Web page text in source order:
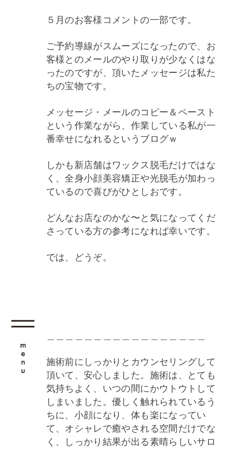
５月のお客様コメントの一部です。
ご予約導線がスムーズになったので、お
客様とのメールのやり取りが少なくはな
ったのですが、頂いたメッセージは私た
ちの宝物です。
メッセージ・メールのコピー＆ペースト
という作業ながら、作業している私が一
番幸せになれるというブログｗ
しかも新店舗はワックス脱毛だけではな
く、全身小顔美容矯正や光脱毛が加わっ
ているので喜びがひとしおです。
どんなお店なのかな〜と気になってくだ
さっている方の参考になれば幸いです。
では、どうぞ。
施術前にしっかりとカウンセリングして
頂いて、安心しました。施術は、とても
気持ちよく、いつの間にかウトウトして
しまいました。優しく触れられているう
ちに、小顔になり、体も楽になってい
て、オシャレで癒やされる空間だけでな
く、しっかり結果が出る素晴らしいサロ